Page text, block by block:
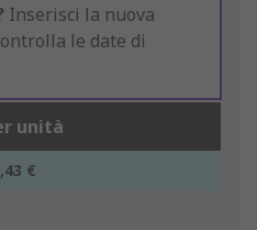
Inserisci la nuova
le date di
unità
€